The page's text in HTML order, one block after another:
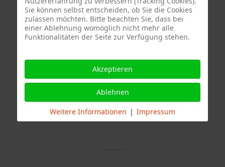
Termine
Sie können selbst entscheiden, ob Sie die Cookies
zulassen möchten. Bitte beachten Sie, dass bei
einer Ablehnung womöglich nicht mehr alle
Funktionalitäten der Seite zur Verfügung stehen.
Akzeptieren
Ablehnen
Weitere Informationen | Impressum